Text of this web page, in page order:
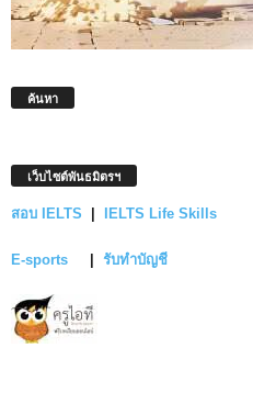
ค้นหา
เว็บไซต์พันธมิตรฯ
สอบ IELTS IELTS Life Skills
E-sports รับทำบัญชี